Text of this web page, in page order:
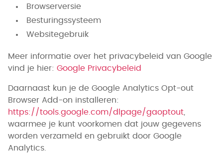
Browserversie
Besturingssysteem
Websitegebruik
Meer informatie over het privacybeleid van Google
vind je hier: Google Privacybeleid
Daarnaast kun je de Google Analytics Opt-out
Browser Add-on installeren:
https://tools.google.com/dlpage/gaoptout
waarmee je kunt voorkomen dat jouw gegevens
worden verzameld en gebruikt door Google
Analytics.